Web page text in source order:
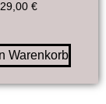
29,00 €
Warenkorb